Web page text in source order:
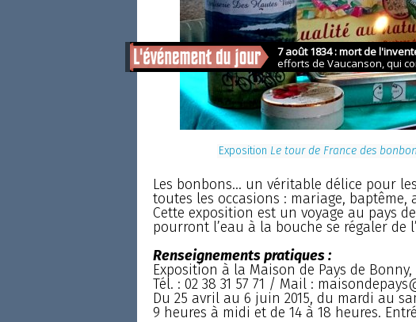
Exposition Le tour de France des
Les bonbons... un véritable délice pour
toutes les occasions : mariage,
Cette exposition est un voyage au pays
pourront l’eau à la bouche se régaler de
Renseignements pratiques :
Exposition à la Maison de Pays de Bonny,
Tél. : 02 38 31 57 71 / Mail :
Du 25 avril au 6 juin 2015, du mardi au
9 heures à midi et de 14 à 18 heures.